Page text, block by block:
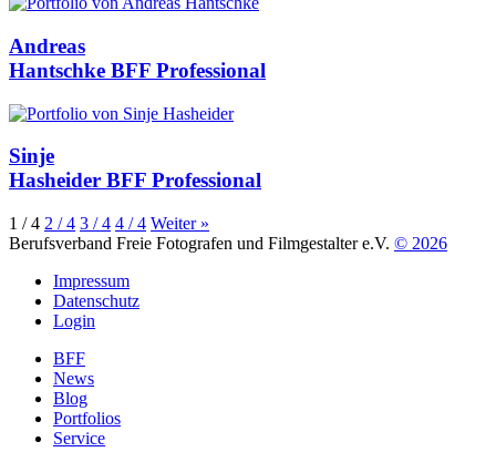
Andreas
Hantschke BFF Professional
Sinje
Hasheider BFF Professional
1 / 4 2 / 4 3 / 4 4 / 4 Weiter »
Berufsverband Freie Fotografen und Filmgestalter e.V. © 2026
Impressum
Datenschutz
Login
BFF
News
Blog
Portfolios
Service